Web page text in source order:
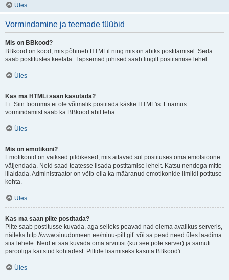
Üles
Vormindamine ja teemade tüübid
Mis on BBkood?
BBkood on kood, mis põhineb HTMLil ning mis on abiks postitamisel. Seda
saab postitustes keelata. Täpsemad juhised saab lingilt postitamise lehel.
Üles
Kas ma HTMLi saan kasutada?
Ei. Siin foorumis ei ole võimalik postitada käske HTML'is. Enamus
vormindamist saab ka BBkood abil teha.
Üles
Mis on emotikoni?
Emotikonid on väiksed pildikesed, mis aitavad sul postituses oma emotsioone
väljendada. Neid saad teatesse lisada postitamise lehelt. Katsu nendega mitte
liialdada. Administraator on võib-olla ka määranud emotikonide limiidi potituse
kohta.
Üles
Kas ma saan pilte postitada?
Pilte saab postitusse kuvada, aga selleks peavad nad olema avalikus serveris,
näiteks http://www.sinudomeen.ee/minu-pilt.gif. või sa pead need üles laadima
siia lehele. Neid ei saa kuvada oma arvutist (kui see pole server) ja samuti
parooliga kaitstud kohtadest. Piltide lisamiseks kasuta BBkood'i.
Üles